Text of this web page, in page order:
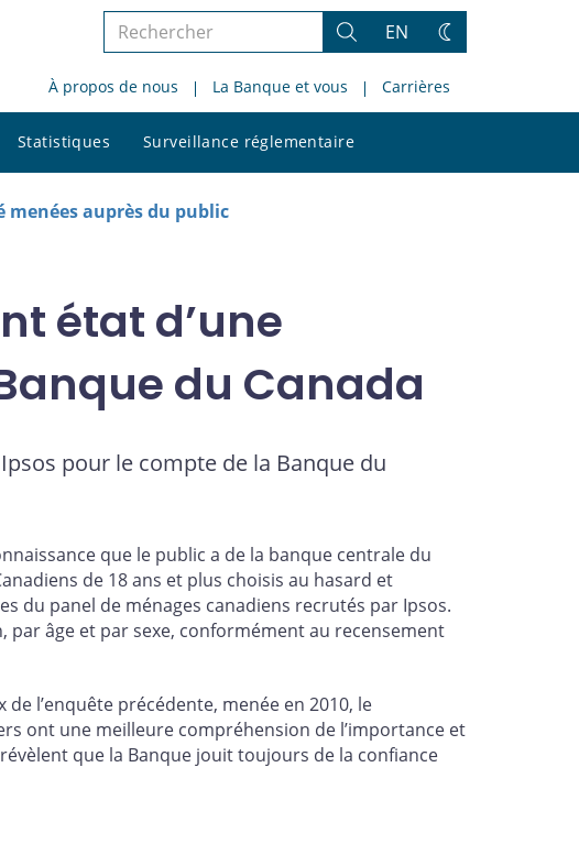
Rechercher
le
site
Rechercher
EN
Changez
thème
À propos de nous La Banque et vous Carrières
Statistiques Surveillance réglementaire
le
menées auprès du public
état d’une
du Canada
pour le compte de la Banque du
que le public a de la banque centrale du
de 18 ans et plus choisis au hasard et
du panel de ménages canadiens recrutés par Ipsos.
âge et par sexe, conformément au recensement
l’enquête précédente, menée en 2010, le
ont une meilleure compréhension de l’importance et
que la Banque jouit toujours de la confiance